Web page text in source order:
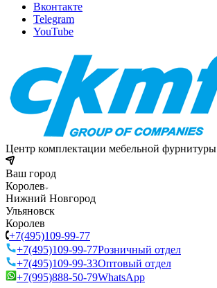
Вконтакте
Telegram
YouTube
Центр комплектации мебельной фурнитуры
Ваш город
Королев
Нижний Новгород
Ульяновск
Королев
+7(495)109-99-77
+7(495)109-99-77Розничный отдел
+7(495)109-99-33Оптовый отдел
+7(995)888-50-79WhatsApp